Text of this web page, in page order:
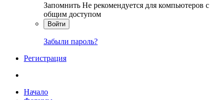
Запомнить Не рекомендуется для компьютеров с
общим доступом
Войти
Забыли пароль?
Регистрация
Начало